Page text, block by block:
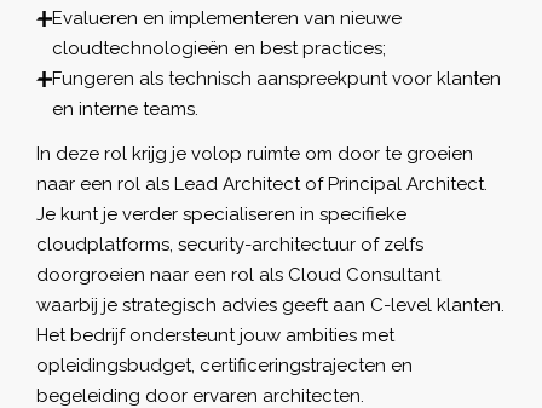
Evalueren en implementeren van nieuwe
cloudtechnologieën en best practices;
Fungeren als technisch aanspreekpunt voor klanten
en interne teams.
In deze rol krijg je volop ruimte om door te groeien
naar een rol als Lead Architect of Principal Architect.
Je kunt je verder specialiseren in specifieke
cloudplatforms, security-architectuur of zelfs
doorgroeien naar een rol als Cloud Consultant
waarbij je strategisch advies geeft aan C-level klanten.
Het bedrijf ondersteunt jouw ambities met
opleidingsbudget, certificeringstrajecten en
begeleiding door ervaren architecten.